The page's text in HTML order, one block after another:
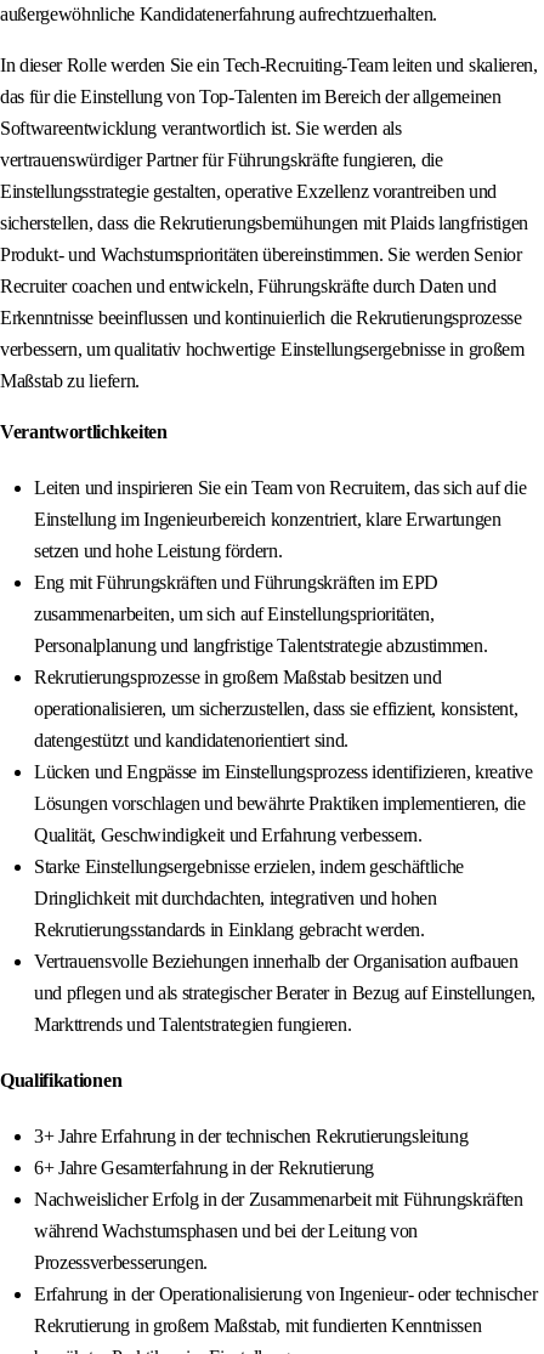
außergewöhnliche Kandidatenerfahrung aufrechtzuerhalten.
In dieser Rolle werden Sie ein Tech-Recruiting-Team leiten und skalieren,
das für die Einstellung von Top-Talenten im Bereich der allgemeinen
Softwareentwicklung verantwortlich ist. Sie werden als
vertrauenswürdiger Partner für Führungskräfte fungieren, die
Einstellungsstrategie gestalten, operative Exzellenz vorantreiben und
sicherstellen, dass die Rekrutierungsbemühungen mit Plaids langfristigen
Produkt- und Wachstumsprioritäten übereinstimmen. Sie werden Senior
Recruiter coachen und entwickeln, Führungskräfte durch Daten und
Erkenntnisse beeinflussen und kontinuierlich die Rekrutierungsprozesse
verbessern, um qualitativ hochwertige Einstellungsergebnisse in großem
Maßstab zu liefern.
Verantwortlichkeiten
Leiten und inspirieren Sie ein Team von Recruitern, das sich auf die
Einstellung im Ingenieurbereich konzentriert, klare Erwartungen
setzen und hohe Leistung fördern.
Eng mit Führungskräften und Führungskräften im EPD
zusammenarbeiten, um sich auf Einstellungsprioritäten,
Personalplanung und langfristige Talentstrategie abzustimmen.
Rekrutierungsprozesse in großem Maßstab besitzen und
operationalisieren, um sicherzustellen, dass sie effizient, konsistent,
datengestützt und kandidatenorientiert sind.
Lücken und Engpässe im Einstellungsprozess identifizieren, kreative
Lösungen vorschlagen und bewährte Praktiken implementieren, die
Qualität, Geschwindigkeit und Erfahrung verbessern.
Starke Einstellungsergebnisse erzielen, indem geschäftliche
Dringlichkeit mit durchdachten, integrativen und hohen
Rekrutierungsstandards in Einklang gebracht werden.
Vertrauensvolle Beziehungen innerhalb der Organisation aufbauen
und pflegen und als strategischer Berater in Bezug auf Einstellungen,
Markttrends und Talentstrategien fungieren.
Qualifikationen
3+ Jahre Erfahrung in der technischen Rekrutierungsleitung
6+ Jahre Gesamterfahrung in der Rekrutierung
Nachweislicher Erfolg in der Zusammenarbeit mit Führungskräften
während Wachstumsphasen und bei der Leitung von
Prozessverbesserungen.
Erfahrung in der Operationalisierung von Ingenieur- oder technischer
Rekrutierung in großem Maßstab, mit fundierten Kenntnissen